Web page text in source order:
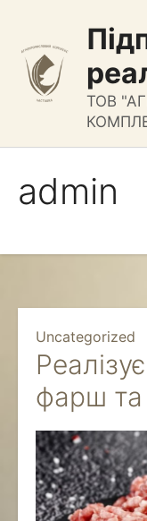
содержимому
ТОВ
admin
Uncategorized
фарш та